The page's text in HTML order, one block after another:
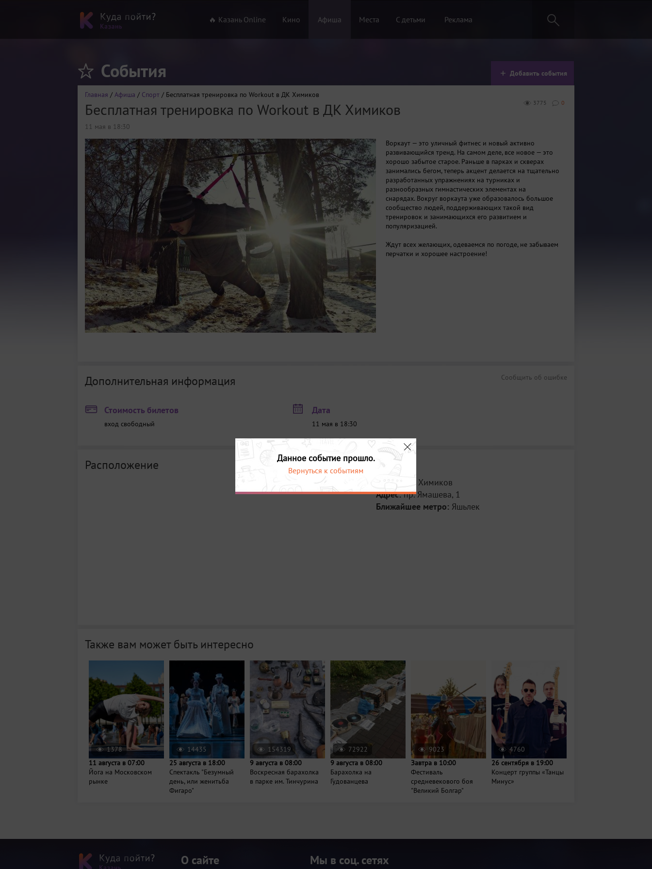
🔥 Казань Online Кино Афиша Места С детьми Реклама
События Добавить события
Главная / Афиша / Спорт / Бесплатная тренировка по Workout в ДК Химиков
0
3775
Бесплатная тренировка по Workout в ДК Химиков
11 мая в 18:30
Воркаут — это уличный фитнес и новый активно
развивающийся тренд. На самом деле, все новое — это
хорошо забытое старое. Раньше в парках и скверах
занимались бегом, теперь акцент делается на тщательно
разработанных упражнениях на турниках и
разнообразных гимнастических элементах на
снарядах. Вокруг воркаута уже образовалось большое
сообщество людей, поддерживающих такой вид
тренировок и занимающихся его развитием и
популяризацией.
Ждут всех желающих, одеваемся по погоде, не забываем
перчатки и хорошее настроение!
Сообщить об ошибке
Дополнительная информация
Стоимость билетов
вход свободный
Дата
11 мая в 18:30
Расположение
Место:
ДК Химиков
Адрес:пр. Ямашева, 1
Ближайшее метро: Яшьлек
Также вам может быть интересно
1378
11 августа в 07:00
Йога на Московском
рынке
14435
25 августа в 18:00
Спектакль "Безумный
день, или женитьба
Фигаро"
154319
9 августа в 08:00
Воскресная барахолка
в парке им. Тинчурина
72922
9 августа в 08:00
Барахолка на
Гудованцева
9023
Завтра в 10:00
Фестиваль
средневекового боя
"Великий Болгар"
4760
26 сентября в 19:00
Концерт группы «Танцы
Минус»
Данное событие прошло.
Вернуться к событиям
О сайте Мы в соц. сетях